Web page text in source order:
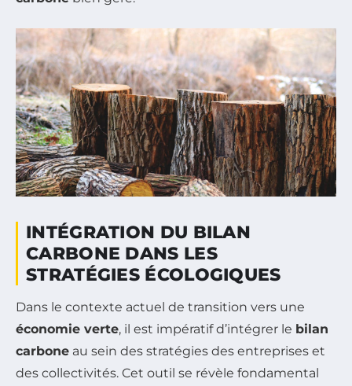
INTÉGRATION DU BILAN
CARBONE DANS LES
STRATÉGIES ÉCOLOGIQUES
Dans le contexte actuel de transition vers une
économie verte, il est impératif d’intégrer le bilan
carbone au sein des stratégies des entreprises et
des collectivités. Cet outil se révèle fondamental